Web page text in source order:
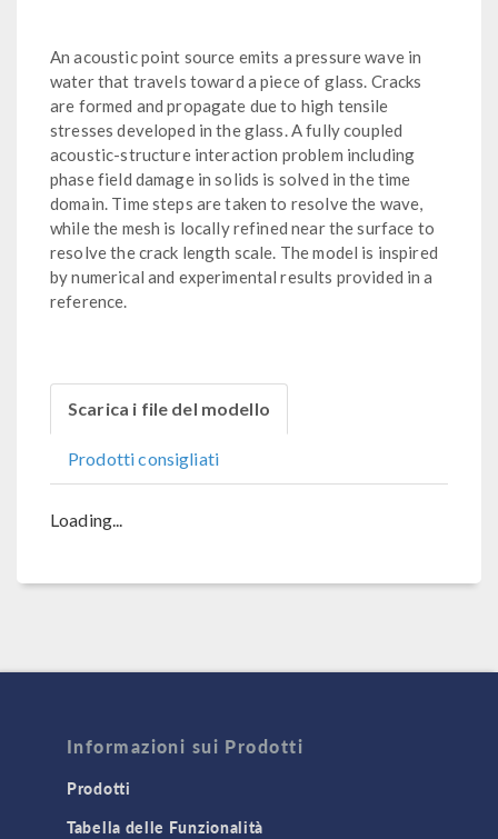
An acoustic point source emits a pressure wave in
water that travels toward a piece of glass. Cracks
are formed and propagate due to high tensile
stresses developed in the glass. A fully coupled
acoustic-structure interaction problem including
phase field damage in solids is solved in the time
domain. Time steps are taken to resolve the wave,
while the mesh is locally refined near the surface to
resolve the crack length scale. The model is inspired
by numerical and experimental results provided in a
reference.
Scarica i file del modello
Prodotti consigliati
Loading...
Informazioni sui Prodotti
Prodotti
Tabella delle Funzionalità